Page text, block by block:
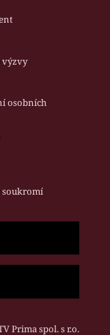
výzvy
osobních
soukromí
Prima spol. s r.o.